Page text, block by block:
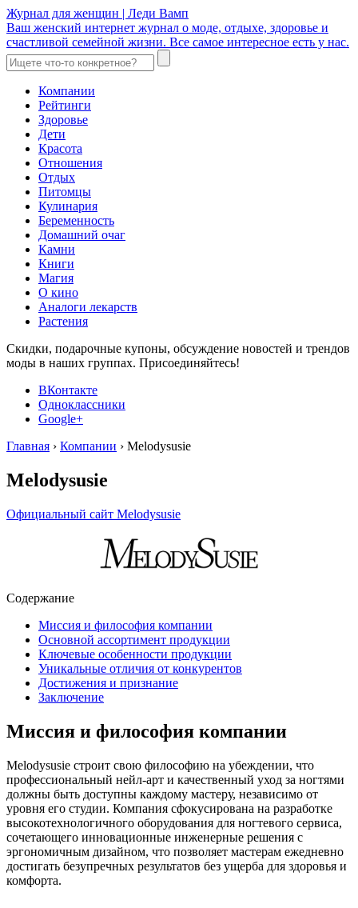
Журнал для женщин | Леди Вамп
Ваш женский интернет журнал о моде, отдыхе, здоровье и
счастливой семейной жизни. Все самое интересное есть у нас.
Компании
Рейтинги
Здоровье
Дети
Красота
Отношения
Отдых
Питомцы
Кулинария
Беременность
Домашний очаг
Камни
Книги
Магия
О кино
Аналоги лекарств
Растения
Скидки, подарочные купоны, обсуждение новостей и трендов
моды в наших группах. Присоединяйтесь!
ВКонтакте
Одноклассники
Google+
Главная › Компании › Melodysusie
Melodysusie
Официальный сайт Melodysusie
Содержание
Миссия и философия компании
Основной ассортимент продукции
Ключевые особенности продукции
Уникальные отличия от конкурентов
Достижения и признание
Заключение
Миссия и философия компании
Melodysusie строит свою философию на убеждении, что
профессиональный нейл-арт и качественный уход за ногтями
должны быть доступны каждому мастеру, независимо от
уровня его студии. Компания сфокусирована на разработке
высокотехнологичного оборудования для ногтевого сервиса,
сочетающего инновационные инженерные решения с
эргономичным дизайном, что позволяет мастерам ежедневно
достигать безупречных результатов без ущерба для здоровья и
комфорта.